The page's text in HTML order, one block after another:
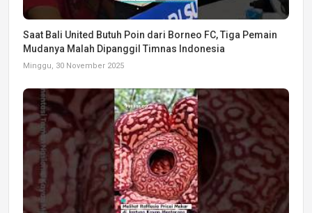
Saat Bali United Butuh Poin dari Borneo FC, Tiga Pemain
Mudanya Malah Dipanggil Timnas Indonesia
Minggu, 30 November 2025